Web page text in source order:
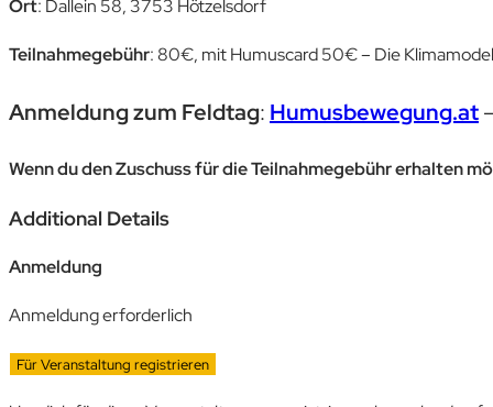
Ort: Dallein 58, 3753 Hötzelsdorf
Teilnahmegebühr: 80€, mit Humuscard 50€ – Die
Anmeldung zum Feldtag: Humusbewegung.at
Wenn du den Zuschuss für die Teilnahmegebühr erhalten
Additional Details
Anmeldung
Anmeldung erforderlich
Für Veranstaltung registrieren